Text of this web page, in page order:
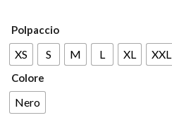
Polpaccio
XS S M L XL XXL
Colore
Nero